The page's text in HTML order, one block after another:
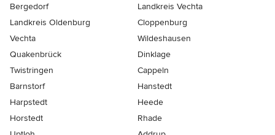
Bergedorf
Landkreis Vechta
Landkreis Oldenburg
Cloppenburg
Vechta
Wildeshausen
Quakenbrück
Dinklage
Twistringen
Cappeln
Barnstorf
Hanstedt
Harpstedt
Heede
Horstedt
Rhade